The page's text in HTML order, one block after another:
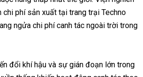
chi phí sản xuất tại trang trại Techno
ngửa chi phí canh tác ngoài trời trong
đổi khí hậu và sự gián đoạn lớn trong